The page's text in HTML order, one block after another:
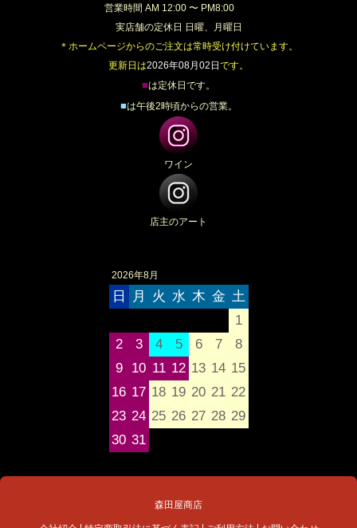
営業時間 AM 12:00 〜 PM8:00
実店舗の定休日 日曜、月曜日
＊ホームページからのご注文は常時受け付けています。
更新日は2026年08月02日 です。
■は定休日です。
■は午後2時頃からの営業。
ワイン
店主のアート
2026年8月
日 月 火 水 木 金 土
1
2
3 4 5 6 7
8
9
10 11 12 13 14 15
16 17 18 19 20 21 22
23 24 25 26 27 28 29
30 31
森田屋商店